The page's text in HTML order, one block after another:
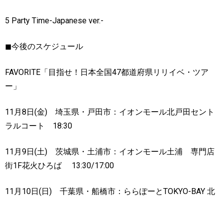
5 Party Time-Japanese ver.-
◼︎今後のスケジュール
FAVORITE 「目指せ！日本全国47都道府県リリイベ・ツア
ー」
11 月8日(金) 埼玉県・戸田市：イオンモール北戸田セント
ラルコート 18:30
11 月9日(土) 茨城県・土浦市：イオンモール土浦 専門店
街1F花火ひろば 13:30/17:00
11 月 10日(日) 千葉県・船橋市：ららぽーとTOKYO-BAY 北